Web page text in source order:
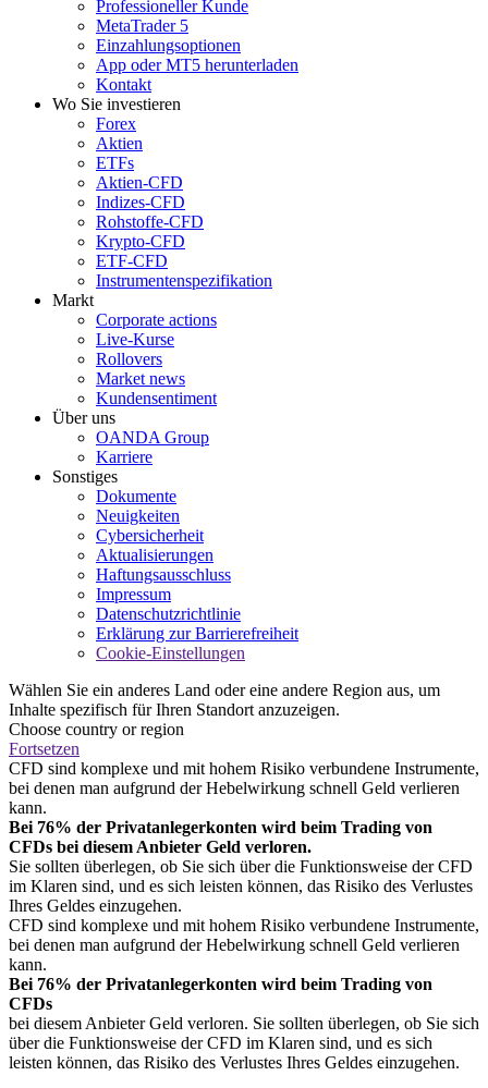
Professioneller Kunde
MetaTrader 5
Einzahlungsoptionen
App oder MT5 herunterladen
Kontakt
Wo Sie investieren
Forex
Aktien
ETFs
Aktien-CFD
Indizes-CFD
Rohstoffe-CFD
Krypto-CFD
ETF-CFD
Instrumentenspezifikation
Markt
Corporate actions
Live-Kurse
Rollovers
Market news
Kundensentiment
Über uns
OANDA Group
Karriere
Sonstiges
Dokumente
Neuigkeiten
Cybersicherheit
Aktualisierungen
Haftungsausschluss
Impressum
Datenschutzrichtlinie
Erklärung zur Barrierefreiheit
Cookie-Einstellungen
Wählen Sie ein anderes Land oder eine andere Region aus, um
Inhalte spezifisch für Ihren Standort anzuzeigen.
Choose country or region
Fortsetzen
CFD sind komplexe und mit hohem Risiko verbundene Instrumente,
bei denen man aufgrund der Hebelwirkung schnell Geld verlieren
kann.
Bei 76% der Privatanlegerkonten wird beim Trading von
CFDs bei diesem Anbieter Geld verloren.
Sie sollten überlegen, ob Sie sich über die Funktionsweise der CFD
im Klaren sind, und es sich leisten können, das Risiko des Verlustes
Ihres Geldes einzugehen.
CFD sind komplexe und mit hohem Risiko verbundene Instrumente,
bei denen man aufgrund der Hebelwirkung schnell Geld verlieren
kann.
Bei 76% der Privatanlegerkonten wird beim Trading von
CFDs
bei diesem Anbieter Geld verloren. Sie sollten überlegen, ob Sie sich
über die Funktionsweise der CFD im Klaren sind, und es sich
leisten können, das Risiko des Verlustes Ihres Geldes einzugehen.